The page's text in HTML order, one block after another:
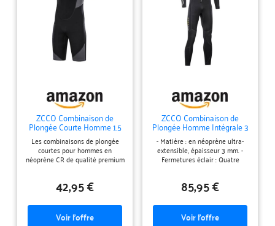
ZCCO Combinaison de
Plongée Courte Homme 1.5
mm Shorty Néoprène
Natation L
Les combinaisons de plongée
courtes pour hommes en
néoprène CR de qualité premium
incluent du nylon et du spandex.
écologiques, ne vous inquiétez
pas de l’intimité avec votre peau.
PROTECTION INTÉGRALE DU
CORPS - La combinaison de
plongée en néoprène de 1,5 mm
42,95 €
ZCCO Combinaison de
Plongée Homme Intégrale 3
mm Néoprène Snorkeling L
- Matière : en néoprène ultra-
extensible, épaisseur 3 mm. -
Fermetures éclair : Quatre
enfiler ou les retirer facilement
par rapport à d'autres
combinaisons en néoprène. -
Joint d’étanchéité anti-vent :
intérieur en néoprène lisse sur le
85,95 €